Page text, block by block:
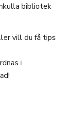
bibliotek
vill du få tips
i